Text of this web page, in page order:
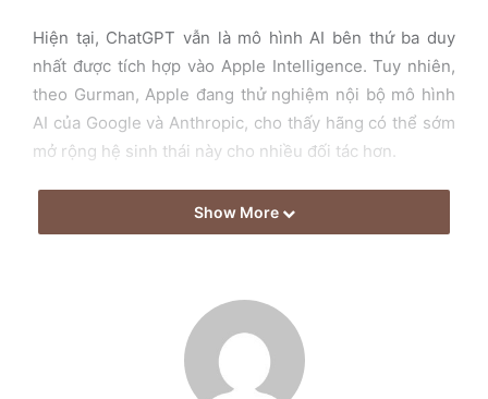
Hiện tại, ChatGPT vẫn là mô hình AI bên thứ ba duy
nhất được tích hợp vào Apple Intelligence. Tuy nhiên,
theo Gurman, Apple đang thử nghiệm nội bộ mô hình
AI của Google và Anthropic, cho thấy hãng có thể sớm
mở rộng hệ sinh thái này cho nhiều đối tác hơn.
Nếu kế hoạch được triển khai, Siri và các tính năng
Apple Intelligence sẽ có mức độ linh hoạt cao hơn.
các tác vụ thông minh trong hệ điều hành.
Show More